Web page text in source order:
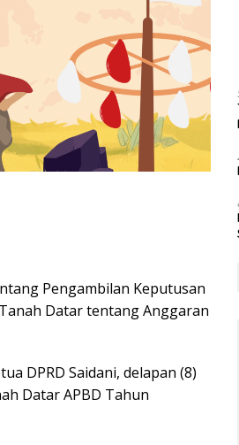
Pengambilan Keputusan
Datar tentang Anggaran
DPRD Saidani, delapan (8)
Datar APBD Tahun